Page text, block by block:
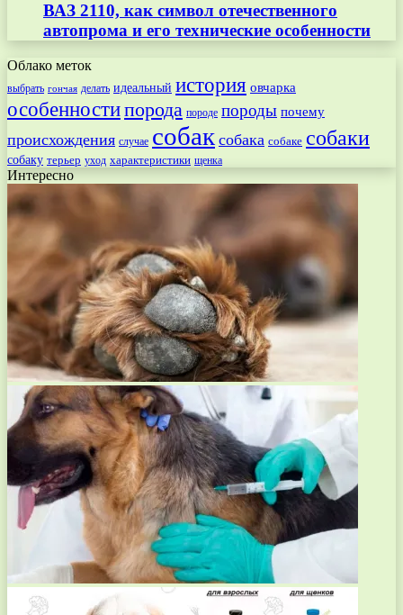
ВАЗ 2110, как символ отечественного
автопрома и его технические особенности
Облако меток
выбрать гончая делать идеальный история овчарка
особенностипорода породе породы почему
происхождения случае собак собака собаке собаки
собаку терьер уход характеристики щенка
Интересно